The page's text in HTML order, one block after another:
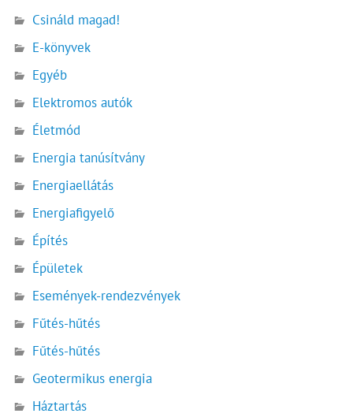
Csináld magad!
E-könyvek
Egyéb
Elektromos autók
Életmód
Energia tanúsítvány
Energiaellátás
Energiafigyelő
Építés
Épületek
Események-rendezvények
Fűtés-hűtés
Fűtés-hűtés
Geotermikus energia
Háztartás